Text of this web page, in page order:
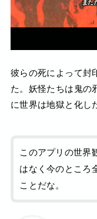
彼らの死によって封
た。妖怪たちは鬼の
に世界は地獄と化し
このアプリの世界
はなく今のところ
ことだな。